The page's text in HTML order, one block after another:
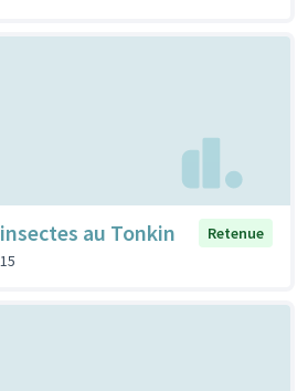
au Tonkin
Retenue
15